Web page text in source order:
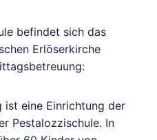
befindet sich das
Erlöserkirche
ist eine Einrichtung der
Pestalozzischule. In